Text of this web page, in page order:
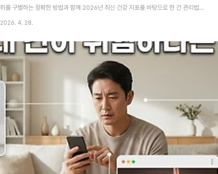
취를 구별하는 정확한 방법과 함께 2026년 최신 건강 지표를 바탕으로 한 간 관리법을
전해드립니다.분명히 아침저녁으로 꼼꼼히 양치하고 치실까지 사용하는데, 주변 사람들
를 너무 많이 마셨나?" 혹은 "피곤해서 입이 말랐나?" 하고 가볍게 넘기기엔 냄새의 종
류가 예사롭지 않다면 덜컥 겁이 나기도 하죠. 저도 예전에 무리하게 일하던 시절, 입에
서 자꾸 비린 듯한 냄새가 올라와 고생한 적이 있는데 알고 보니 제 몸의 해독 공장인 간
2026. 4. 28.